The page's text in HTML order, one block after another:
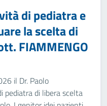
di pediatra e
la scelta di
FIAMMENGO
il Dr. Paolo
pediatra di libera scelta